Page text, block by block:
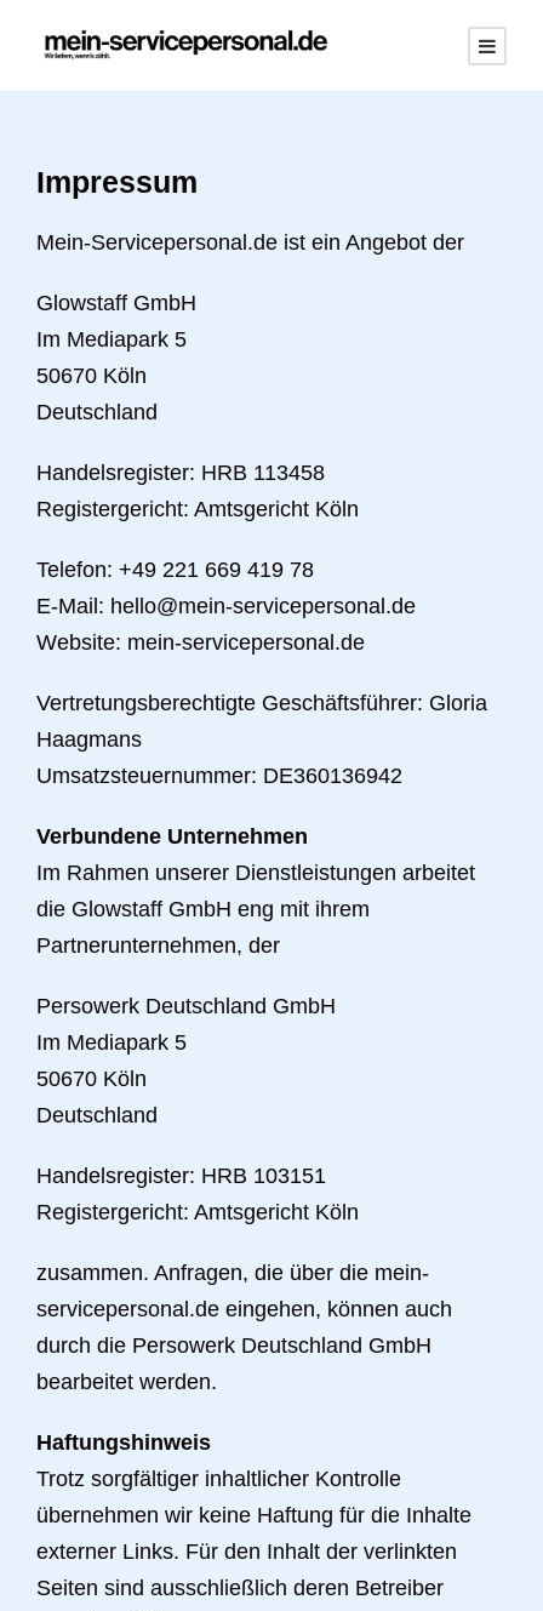
Impressum
Mein-Servicepersonal.de ist ein Angebot der
Glowstaff GmbH
Im Mediapark 5
50670 Köln
Deutschland
Handelsregister: HRB 113458
Registergericht: Amtsgericht Köln
Telefon: +49 221 669 419 78
E-Mail: hello@mein-servicepersonal.de
Website: mein-servicepersonal.de
Vertretungsberechtigte Geschäftsführer: Gloria
Haagmans
Umsatzsteuernummer: DE360136942
Verbundene Unternehmen
Im Rahmen unserer Dienstleistungen arbeitet
die Glowstaff GmbH eng mit ihrem
Partnerunternehmen, der
Persowerk Deutschland GmbH
Im Mediapark 5
50670 Köln
Deutschland
Handelsregister: HRB 103151
Registergericht: Amtsgericht Köln
zusammen. Anfragen, die über die mein-
servicepersonal.de eingehen, können auch
durch die Persowerk Deutschland GmbH
bearbeitet werden.
Haftungshinweis
Trotz sorgfältiger inhaltlicher Kontrolle
übernehmen wir keine Haftung für die Inhalte
externer Links. Für den Inhalt der verlinkten
Seiten sind ausschließlich deren Betreiber